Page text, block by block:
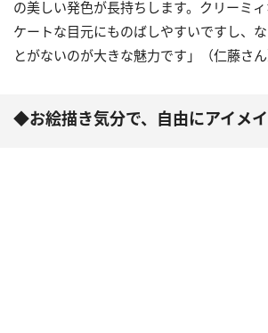
の美しい発色が長持ちします。クリーミ
ケートな目元にものばしやすいですし、
とがないのが大きな魅力です」（仁藤さん
◆お絵描き気分で、自由にアイメ